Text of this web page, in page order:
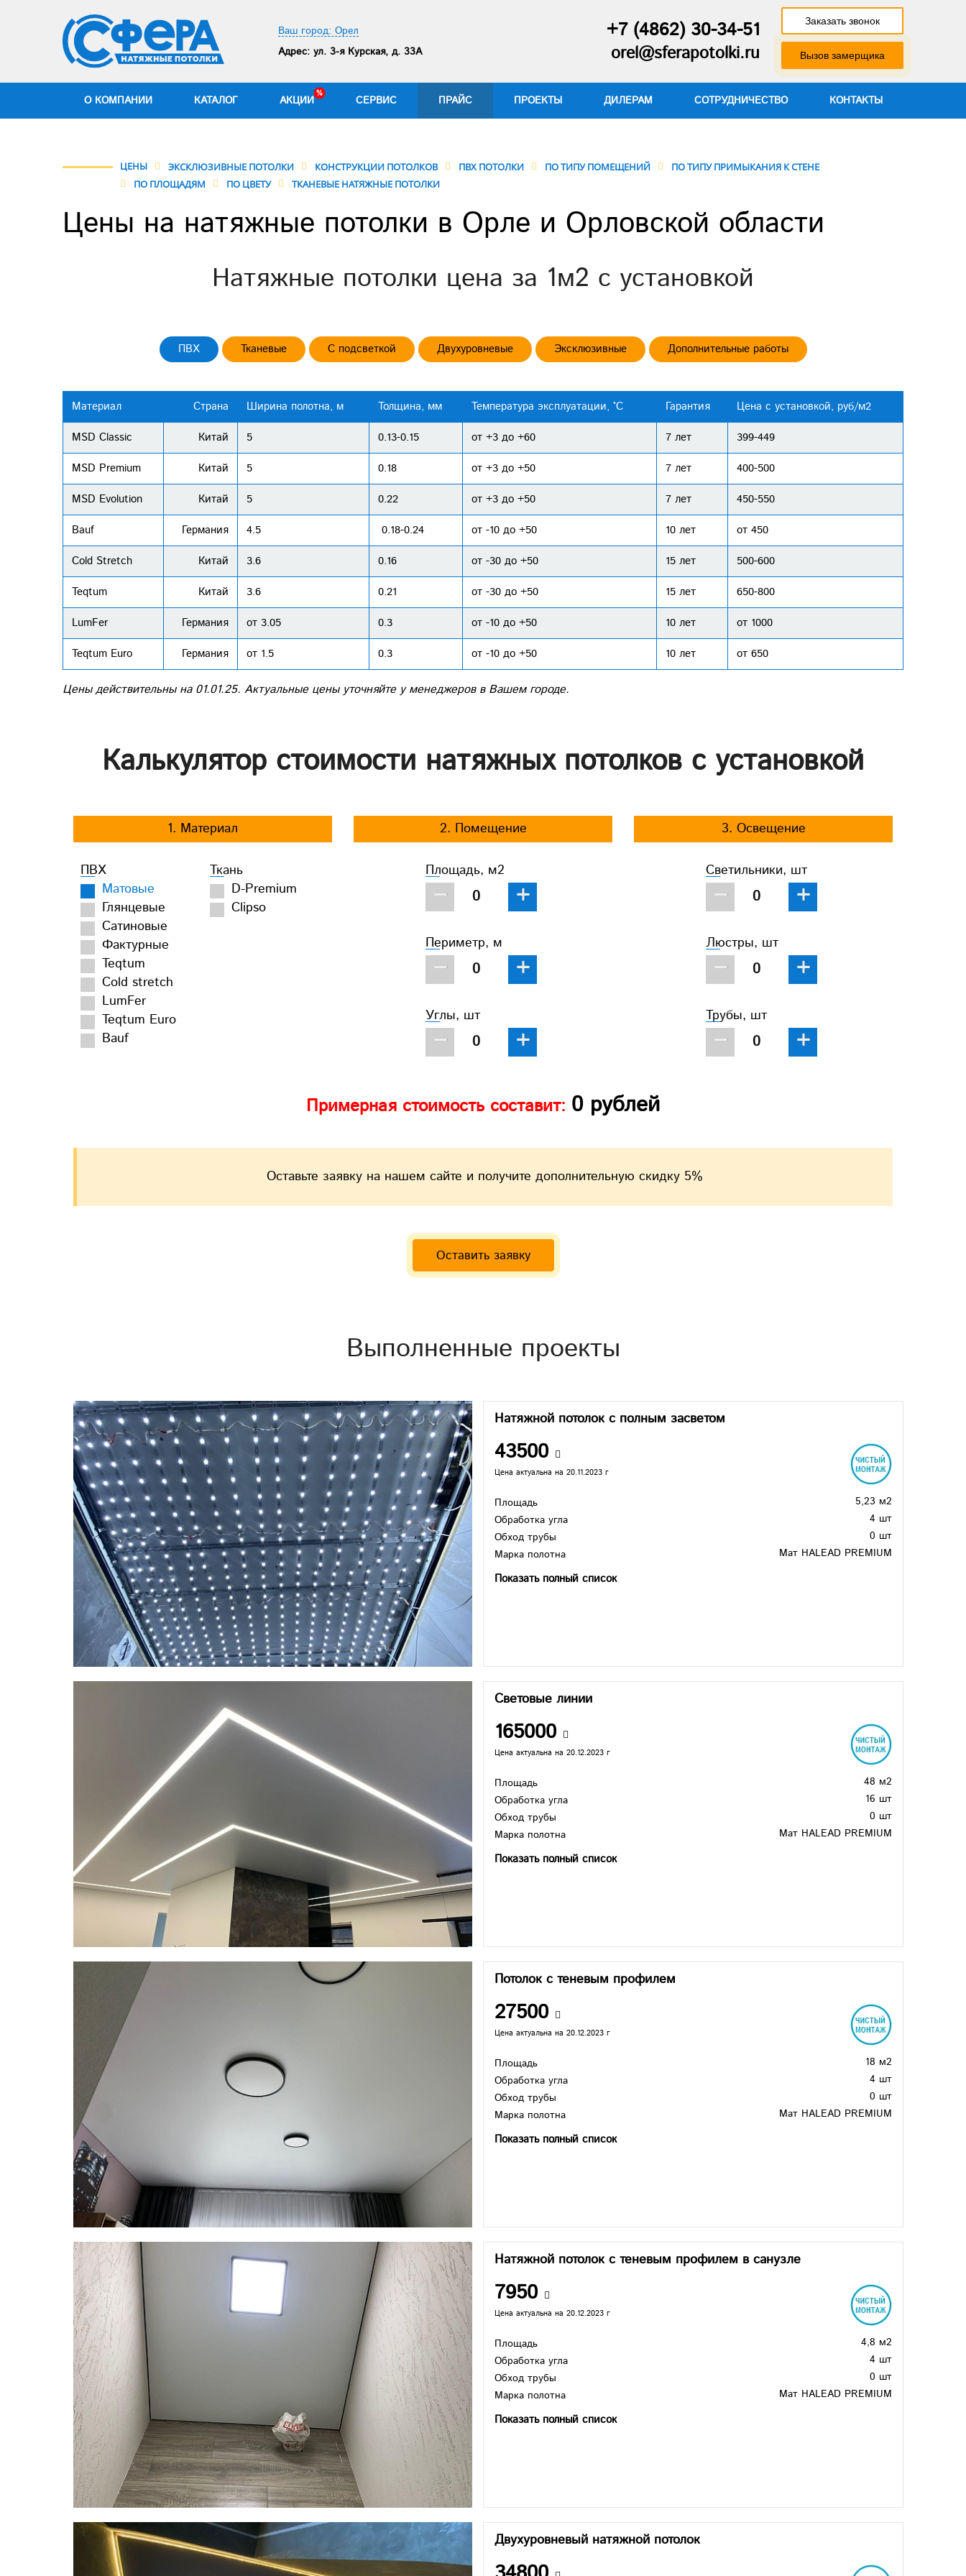
Ваш город: Орел
Адрес: ул. 3-я Курская, д. 33А
+7 (4862) 30-34-51
orel@sferapotolki.ru
Заказать звонок
Вызов замерщика
О КОМПАНИИ КАТАЛОГ АКЦИИ СЕРВИС ПРАЙС ПРОЕКТЫ ДИЛЕРАМ СОТРУДНИЧЕСТВО КОНТАКТЫ
ЦЕНЫ ЭКСКЛЮЗИВНЫЕ ПОТОЛКИ КОНСТРУКЦИИ ПОТОЛКОВ ПВХ ПОТОЛКИ ПО ТИПУ ПОМЕЩЕНИЙ
ПО ТИПУ ПРИМЫКАНИЯ К СТЕНЕ
ПО ПЛОЩАДЯМ
ПО ЦВЕТУ ТКАНЕВЫЕ НАТЯЖНЫЕ ПОТОЛКИ
Цены на натяжные потолки в Орле и Орловской области
Натяжные потолки цена за 1м2 с установкой
ПВХ Тканевые С подсветкой Двухуровневые Эксклюзивные Дополнительные работы
Материал Страна Ширина полотна, м Толщина, мм Температура эксплуатации, °С Гарантия Цена с установкой, руб/м2
MSD Classic Китай 5 0.13-0.15 от +3 до +60 7 лет 399-449
MSD Premium Китай 5 0.18 от +3 до +50 7 лет 400-500
MSD Evolution Китай 5 0.22 от +3 до +50 7 лет 450-550
Bauf Германия 4.5 0.18-0.24 от -10 до +50 10 лет от 450
Cold Stretch Китай 3.6 0.16 от -30 до +50 15 лет 500-600
Teqtum Китай 3.6 0.21 от -30 до +50 15 лет 650-800
LumFer Германия от 3.05 0.3 от -10 до +50 10 лет от 1000
Teqtum Euro Германия от 1.5 0.3 от -10 до +50 10 лет от 650
Цены действительны на 01.01.25. Актуальные цены уточняйте у менеджеров в Вашем городе.
Калькулятор стоимости натяжных потолков с установкой
1. Материал
ПВХ
Матовые
Глянцевые
Сатиновые
Фактурные
Teqtum
Cold stretch
LumFer
Teqtum Euro
Bauf
Ткань
D-Premium
Clipso
2. Помещение
Площадь, м2
− +
Периметр, м
− +
Углы, шт
− +
3. Освещение
Светильники, шт
− +
Люстры, шт
− +
Трубы, шт
− +
Примерная стоимость составит: 0рублей
Оставьте заявку на нашем сайте и получите дополнительную скидку 5%
Оставить заявку
Выполненные проекты
Натяжной потолок с полным засветом
43500
Цена актуальна на 20.11.2023 г
Площадь
5,23 м2
Обработка угла
4 шт
Обход трубы
0 шт
Марка полотна
Мат HALEAD PREMIUM
Показать полный список
Световые линии
165000
Цена актуальна на 20.12.2023 г
Площадь
48 м2
Обработка угла
16 шт
Обход трубы
0 шт
Марка полотна
Мат HALEAD PREMIUM
Показать полный список
Потолок с теневым профилем
27500
Цена актуальна на 20.12.2023 г
Площадь
18 м2
Обработка угла
4 шт
Обход трубы
0 шт
Марка полотна
Мат HALEAD PREMIUM
Показать полный список
Натяжной потолок с теневым профилем в санузле
7950
Цена актуальна на 20.12.2023 г
Площадь
4,8 м2
Обработка угла
4 шт
Обход трубы
0 шт
Марка полотна
Мат HALEAD PREMIUM
Показать полный список
Двухуровневый натяжной потолок